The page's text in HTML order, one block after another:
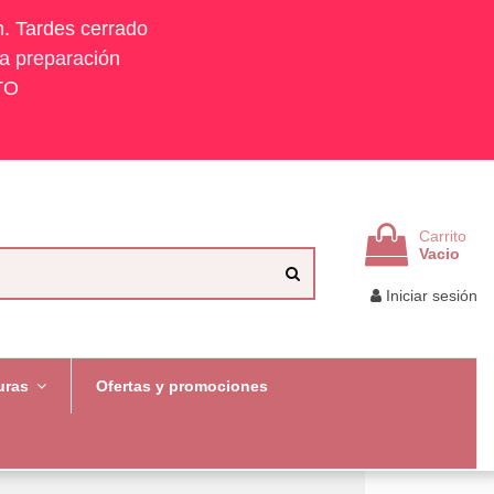
Tardes cerrado
preparación
Carrito
Vacio
Iniciar sesión
Ofertas y promociones